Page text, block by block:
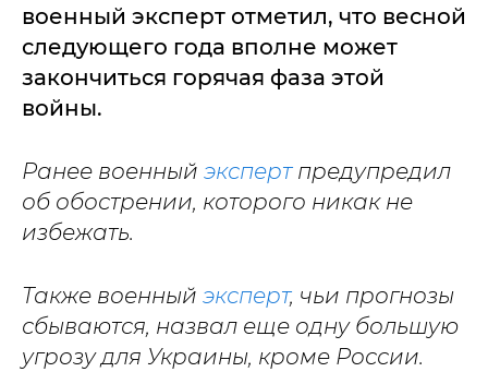
военный эксперт отметил, что весной
следующего года вполне может
закончиться горячая фаза этой
войны.
Ранее военный экспертпредупредил
об обострении, которого никак не
избежать.
Также военный эксперт, чьи прогнозы
сбываются, назвал еще одну большую
угрозу для Украины, кроме России.